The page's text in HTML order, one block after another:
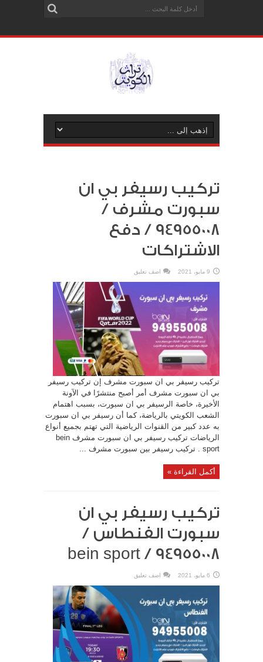
تركيب رسيفر بي ان
سبورت مشرف /
94955008 / دفع
الاشتراكات
9 مايو، 2021 اضف تعليق
تركيب رسيفر بي ان سبورت مشرف إن تركيب رسيفر
بي ان سبورت مشرف أمر أصبح منتشرًا في الآونة
الأخيرة، خاصة الرسيفر بي ان سبورت، بسبب اهتمام
الشعب الكويتي بالرياضة، كما أن رسيفر بي ان سبورت
به عدد كبير من القنوات الرياضية التي تهتم بجميع أنواع
الرياضات تركيب رسيفر بي ان سبورت مشرف bein
sport . تركيب رسيفر بين سبورت مشرف ...
أكمل القراءة »
تركيب رسيفر بي ان
سبورت الفنطاس /
94955008 / bein sport
6 مايو، 2021 اضف تعليق